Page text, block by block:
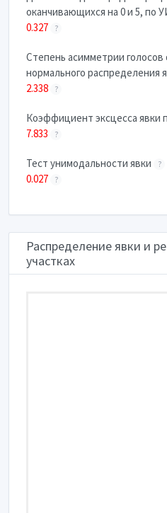
оканчивающихся на 0 и 5, по
0.327 ?
Степень асимметрии голосов
нормального распределения
2.338 ?
Коэффициент эксцесса явки
7.833 ?
Тест унимодальности явки ?
0.027 ?
Распределение явки и
участках